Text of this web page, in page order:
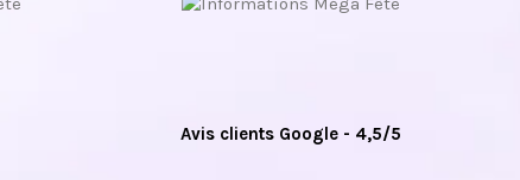
Avis clients Google - 4,5/5